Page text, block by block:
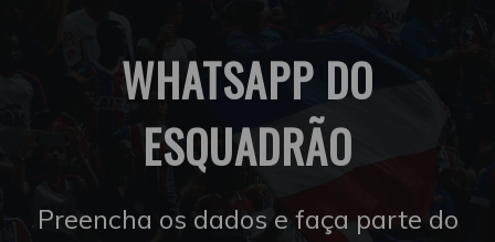
WHATSAPP DO
ESQUADRÃO
Preencha os dados e faça parte do